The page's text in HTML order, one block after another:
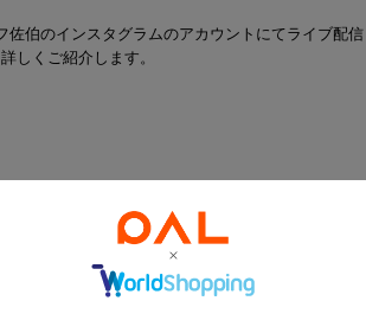
伯のインスタグラムのアカウントにてライブ配信
しくご紹介します。
概念を軽やかに行き来して私の今にしなやかに